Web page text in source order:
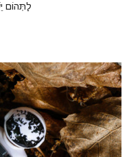
לַתְּהוֹם